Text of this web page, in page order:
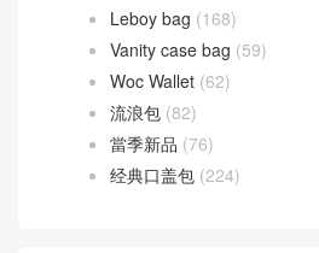
Leboy bag (168)
Vanity case bag (59)
Woc Wallet (62)
流浪包 (82)
當季新品 (76)
经典口盖包 (224)